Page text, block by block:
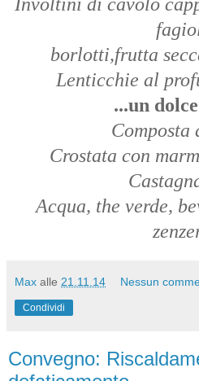
borlotti,frutta
Lenticchie al
...un
Composta
Crostata con
Acqua, the verde,
Max alle 21.11.14 Nessun
Condividi
Convegno: